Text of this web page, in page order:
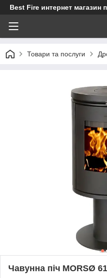
Best Fire интернет магазин
Товари та послуги
Чавунна піч MORSØ